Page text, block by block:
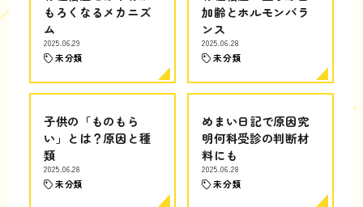
もろくなるメカニズ
ム
2025.06.29
未分類
加齢とホルモンバラ
ンス
2025.06.28
未分類
子供の「ものもら
い」とは？原因と種
類
2025.06.28
未分類
めまい日記で原因究
明何科受診の判断材
料にも
2025.06.28
未分類